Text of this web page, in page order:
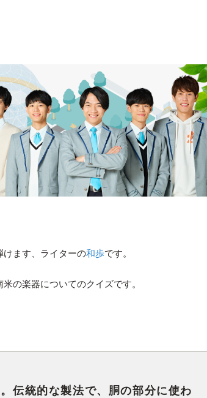
けます、ライターの和歩です。
の楽器についてのクイズです。
伝統的な製法で、胴の部分に使わ